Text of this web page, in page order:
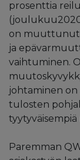
prosenttia
on muuttunut
ja
vaihtuminen.
johtaminen on
tulosten
Paremman